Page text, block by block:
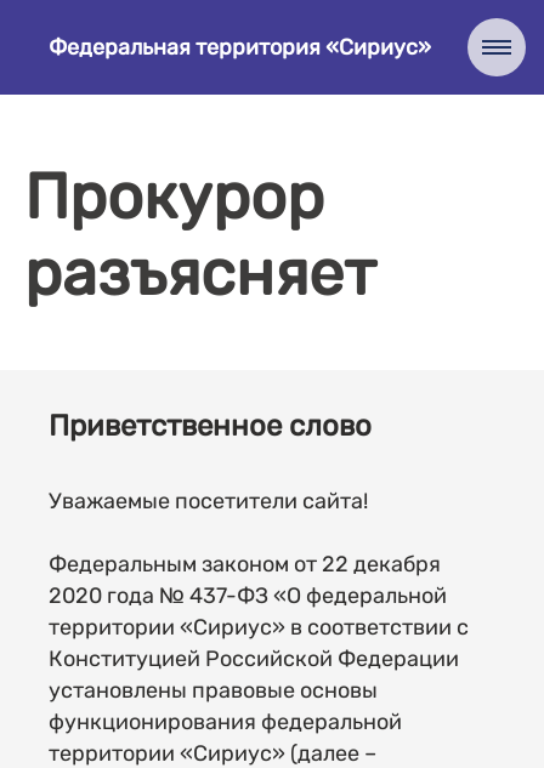
Федеральная территория «Сириус»
Прокурор
разъясняет
Приветственное слово
Уважаемые посетители сайта!
Федеральным законом от 22 декабря
2020 года № 437-ФЗ «О федеральной
территории «Сириус» в соответствии с
Конституцией Российской Федерации
установлены правовые основы
функционирования федеральной
территории «Сириус» (далее –